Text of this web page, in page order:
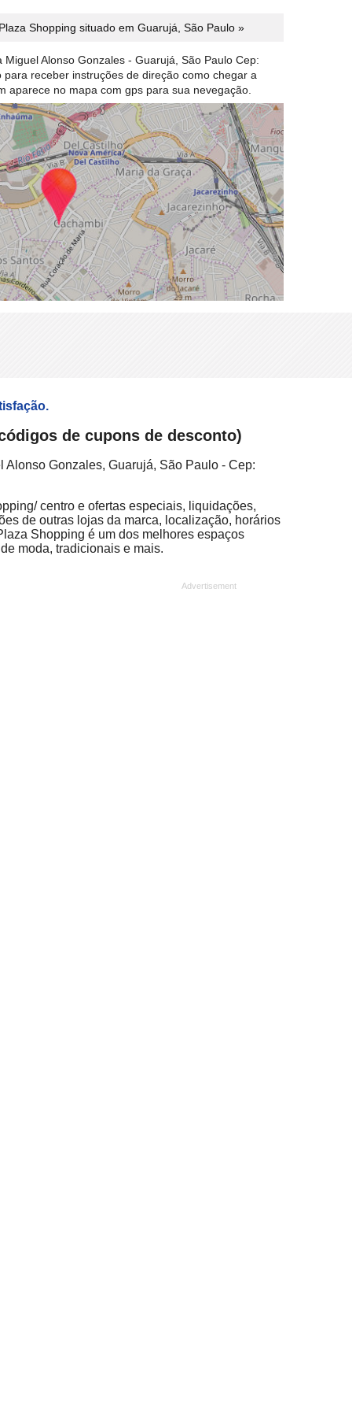
Shopping situado em Guarujá, São Paulo »
Alonso Gonzales - Guarujá, São Paulo Cep:
receber instruções de direção como chegar a
aparece no mapa com gps para sua nevegação.
de cupons de desconto)
Gonzales, Guarujá, São Paulo - Cep:
centro e ofertas especiais, liquidações,
de outras lojas da marca, localização, horários
Shopping é um dos melhores espaços
moda, tradicionais e mais.